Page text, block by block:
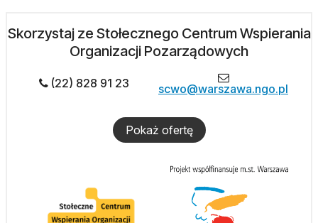
Skorzystaj ze Stołecznego Centrum Wspierania
Organizacji Pozarządowych
(22) 828 91 23 scwo@warszawa.ngo.pl
Pokaż ofertę